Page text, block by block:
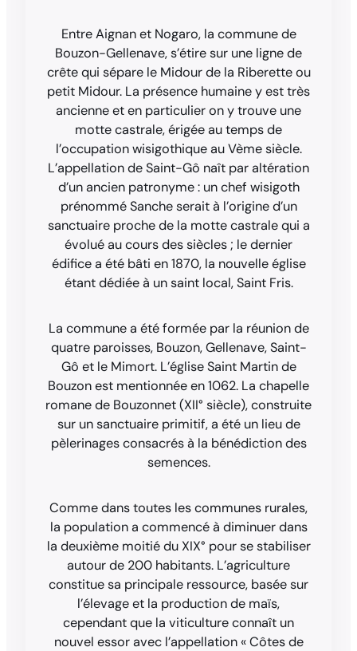
Entre Aignan et Nogaro, la commune de
Bouzon-Gellenave, s’étire sur une ligne de
crête qui sépare le Midour de la Riberette ou
petit Midour. La présence humaine y est très
ancienne et en particulier on y trouve une
motte castrale, érigée au temps de
l’occupation wisigothique au Vème siècle.
L’appellation de Saint-Gô naît par altération
d’un ancien patronyme : un chef wisigoth
prénommé Sanche serait à l’origine d’un
sanctuaire proche de la motte castrale qui a
évolué au cours des siècles ; le dernier
édifice a été bâti en 1870, la nouvelle église
étant dédiée à un saint local, Saint Fris.
La commune a été formée par la réunion de
quatre paroisses, Bouzon, Gellenave, Saint-
Gô et le Mimort. L’église Saint Martin de
Bouzon est mentionnée en 1062. La chapelle
romane de Bouzonnet (XII° siècle), construite
sur un sanctuaire primitif, a été un lieu de
pèlerinages consacrés à la bénédiction des
semences.
Comme dans toutes les communes rurales,
la population a commencé à diminuer dans
la deuxième moitié du XIX° pour se stabiliser
autour de 200 habitants. L’agriculture
constitue sa principale ressource, basée sur
l’élevage et la production de maïs,
cependant que la viticulture connaît un
nouvel essor avec l’appellation « Côtes de